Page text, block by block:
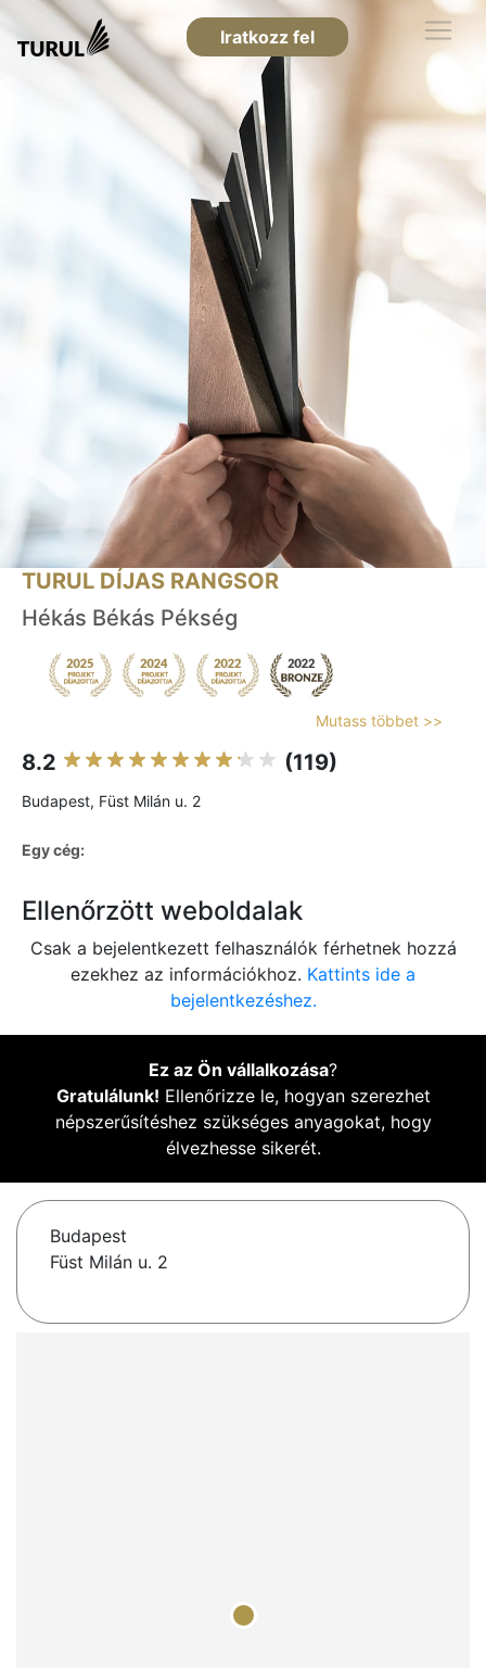
Iratkozz fel
TURUL DÍJAS RANGSOR
Hékás Békás Pékség
Mutass többet >>
8.2 (119)
Budapest, Füst Milán u. 2
Egy cég:
Ellenőrzött weboldalak
Csak a bejelentkezett felhasználók férhetnek hozzá
ezekhez az információkhoz. Kattints ide a
bejelentkezéshez.
Ez az Ön vállalkozása?
Gratulálunk! Ellenőrizze le, hogyan szerezhet
népszerűsítéshez szükséges anyagokat, hogy
élvezhesse sikerét.
Budapest
Füst Milán u. 2